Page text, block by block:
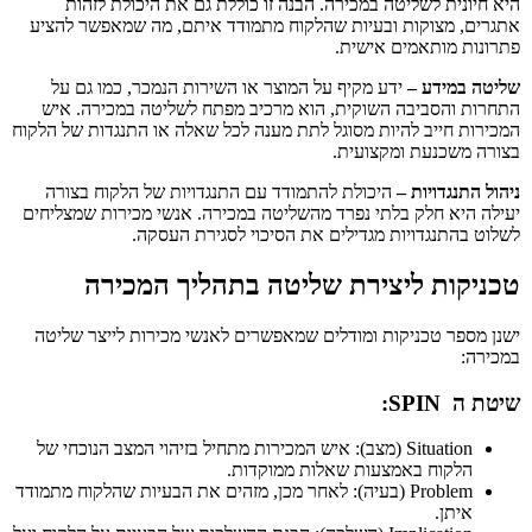
היא חיונית לשליטה במכירה. הבנה זו כוללת גם את היכולת לזהות
אתגרים, מצוקות ובעיות שהלקוח מתמודד איתם, מה שמאפשר להציע
פתרונות מותאמים אישית.
שליטה במידע –ידע מקיף על המוצר או השירות הנמכר, כמו גם על
התחרות והסביבה השוקית, הוא מרכיב מפתח לשליטה במכירה. איש
המכירות חייב להיות מסוגל לתת מענה לכל שאלה או התנגדות של הלקוח
בצורה משכנעת ומקצועית.
ניהול התנגדויות – היכולת להתמודד עם התנגדויות של הלקוח בצורה
יעילה היא חלק בלתי נפרד מהשליטה במכירה. אנשי מכירות שמצליחים
לשלוט בהתנגדויות מגדילים את הסיכוי לסגירת העסקה.
טכניקות ליצירת שליטה בתהליך המכירה
ישנן מספר טכניקות ומודלים שמאפשרים לאנשי מכירות לייצר שליטה
במכירה:
שיטת ה SPIN:
Situation (מצב): איש המכירות מתחיל בזיהוי המצב הנוכחי של
הלקוח באמצעות שאלות ממוקדות.
Problem (בעיה): לאחר מכן, מזהים את הבעיות שהלקוח מתמודד
איתן.